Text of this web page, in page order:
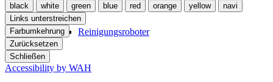
Reinigungsroboter
black
white green blue red orange yellow
navi
Links unterstreichen
Farbumkehrung
Zurücksetzen
Schließen
Accessibility by WAH